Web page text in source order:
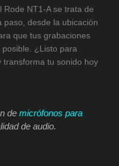
Rode NT1-A se trata de
paso, desde la ubicación
que tus grabaciones
¿Listo para
transforma tu sonido hoy
demicrófonos para
de audio.